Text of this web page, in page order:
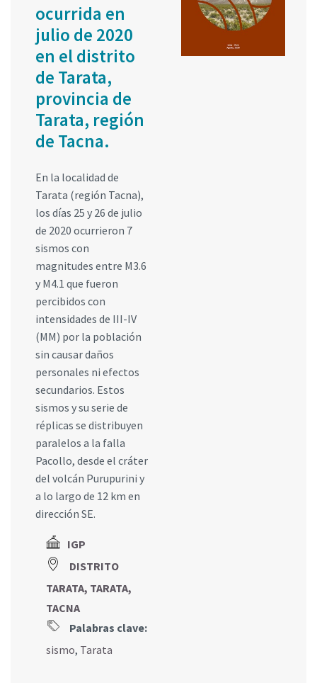
ocurrida en
julio de 2020
en el distrito
de Tarata,
provincia de
Tarata, región
de Tacna.
En la localidad de
Tarata (región Tacna),
los días 25 y 26 de julio
de 2020 ocurrieron 7
sismos con
magnitudes entre M3.6
y M4.1 que fueron
percibidos con
intensidades de III-IV
(MM) por la población
sin causar daños
personales ni efectos
secundarios. Estos
sismos y su serie de
réplicas se distribuyen
paralelos a la falla
Pacollo, desde el cráter
del volcán Purupurini y
a lo largo de 12 km en
dirección SE.
IGP
DISTRITO
TARATA, TARATA,
TACNA
Palabras clave:
sismo, Tarata